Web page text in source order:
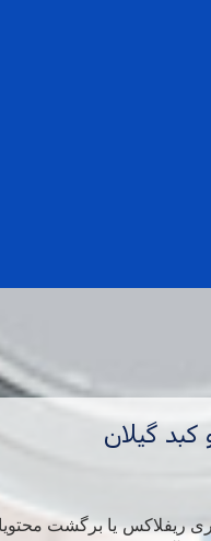
گیلان
ریفلاکس یا برگشت